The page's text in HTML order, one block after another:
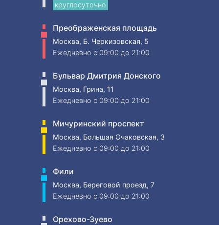
круглосуточно
Преображенская площадь
Москва, Б. Черкизовская, 5
Ежедневно c 09:00 до 21:00
Бульвар Дмитрия Донского
Москва, Грина, 11
Ежедневно c 09:00 до 21:00
Мичуринский проспект
Москва, Большая Очаковская, 3
Ежедневно c 09:00 до 21:00
Фили
Москва, Береговой проезд, 7
Ежедневно c 09:00 до 21:00
Орехово-Зуево